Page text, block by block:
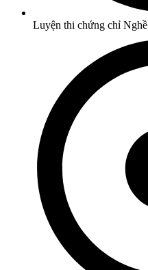
Luyện thi chứng chỉ Nghề